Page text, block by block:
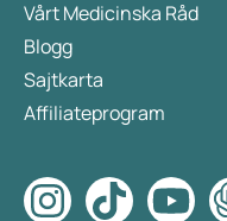
Vårt Medicinska Råd
Blogg
Sajtkarta
Affiliateprogram